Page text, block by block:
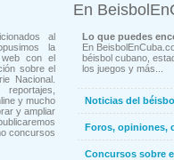
al
la
con el
sobre el
Nacional.
y mucho
y ampliar
concursos
En
Lo que puedes
En
béisbol cubano,
los juegos y más...
Noticias del
Foros, opiniones,
Concursos sobre